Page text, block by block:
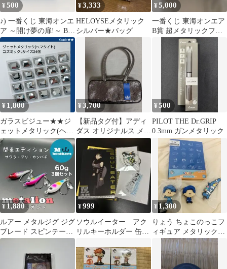
¥500
♪) 一番くじ 東海オンエ
ア ～開け夢の扉!～ B-1
賞 てつや 超メタリック
フィギュア [60]
¥3,333
HELOYSEメタリック
シルバー★バッグ
¥5,000
一番くじ 東海オンエア
B賞 超メタリックフィ
ギュア 6種セット
¥ 1,800
ガラスビジュー★★ジ
ェットメタリック(ヘマ
タイト) コズミックL
サイズ 新体操の衣装
に/ラインストーン
¥3,700
【新品タグ付】アディ
ダス オリジナルス メタ
リック ミニボストンバ
ッグ
¥500
PILOT THE Dr.GRIP
0.3mm ガンメタリック
¥1,880
ルアー メタルジグ ジグ
ブレード スピンテール
ジグ 60g 3個セットサワ
¥999
ソウルイーター アク
リルキーホルダー 缶バ
トカード
¥ 1,300
りょう ちょこのっこフ
ィギュア メタリックフ
ィギュア 一番くじ 東
海オンエア